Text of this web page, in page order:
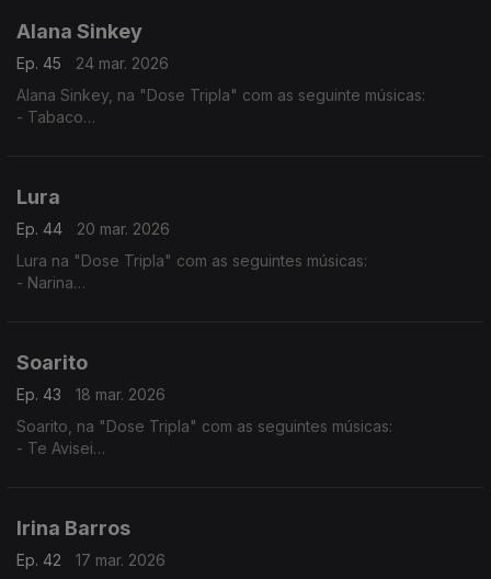
Alana Sinkey
Ep. 45
24 mar. 2026
Alana Sinkey, na "Dose Tripla" com as seguinte músicas:
- Tabaco
Lura
Ep. 44
20 mar. 2026
Lura na "Dose Tripla" com as seguintes músicas:
- Narina
Soarito
Ep. 43
18 mar. 2026
Soarito, na "Dose Tripla" com as seguintes músicas:
- Te Avisei
Irina Barros
Ep. 42
17 mar. 2026